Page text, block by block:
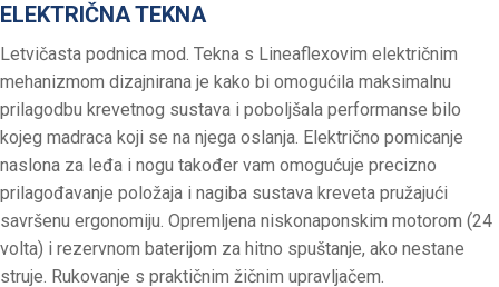
ELEKTRIČNA TEKNA
Letvičasta podnica mod. Tekna s Lineaflexovim električnim
mehanizmom dizajnirana je kako bi omogućila maksimalnu
prilagodbu krevetnog sustava i poboljšala performanse bilo
kojeg madraca koji se na njega oslanja. Električno pomicanje
naslona za leđa i nogu također vam omogućuje precizno
prilagođavanje položaja i nagiba sustava kreveta pružajući
savršenu ergonomiju. Opremljena niskonaponskim motorom (24
volta) i rezervnom baterijom za hitno spuštanje, ako nestane
struje. Rukovanje s praktičnim žičnim upravljačem.